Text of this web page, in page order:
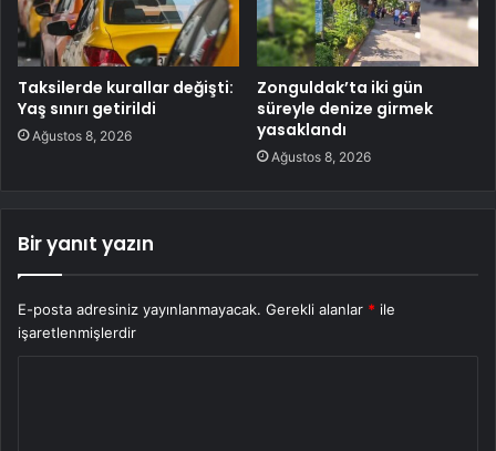
Taksilerde kurallar değişti:
Yaş sınırı getirildi
Ağustos 8, 2026
Zonguldak’ta iki gün
süreyle denize girmek
yasaklandı
Ağustos 8, 2026
Bir yanıt yazın
E-posta adresiniz yayınlanmayacak. Gerekli alanlar * ile
işaretlenmişlerdir